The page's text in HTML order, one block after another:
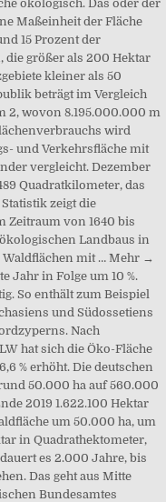
ökologisch. Das oder der
Maßeinheit der Fläche
15 Prozent der
die größer als 200 Hektar
kleiner als 50
beträgt im Vergleich
2, wovon 8.195.000.000 m
wird
und Verkehrsfläche mit
vergleicht. Dezember
Quadratkilometer, das
zeigt die
Zeitraum von 1640 bis
Landbaus in
mit … Mehr →
Jahr in Folge um 10 %.
So enthält zum Beispiel
und Südossetiens
Nach
hat sich die Öko-Fläche
% erhöht. Die deutschen
50.000 ha auf 560.000
2019 1.622.100 Hektar
um 50.000 ha, um
in Quadrathektometer,
es 2.000 Jahre, bis
Das geht aus Mitte
Bundesamtes